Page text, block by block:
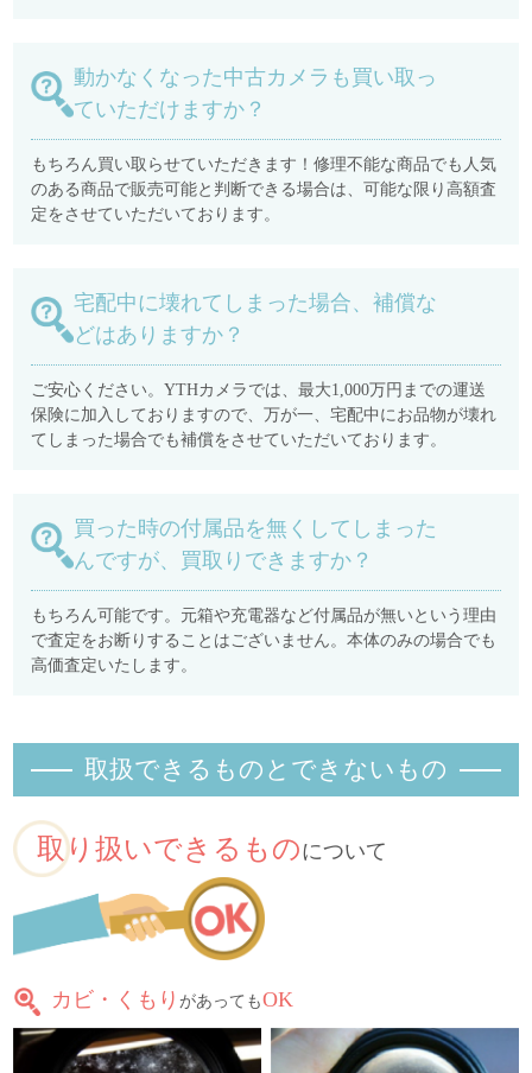
動かなくなった中古カメラも買い取っ
ていただけますか？
もちろん買い取らせていただきます！修理不能な商品でも人気
のある商品で販売可能と判断できる場合は、可能な限り高額査
定をさせていただいております。
宅配中に壊れてしまった場合、補償な
どはありますか？
ご安心ください。YTHカメラでは、最大1,000万円までの運送
保険に加入しておりますので、万が一、宅配中にお品物が壊れ
てしまった場合でも補償をさせていただいております。
買った時の付属品を無くしてしまった
んですが、買取りできますか？
もちろん可能です。元箱や充電器など付属品が無いという理由
で査定をお断りすることはございません。本体のみの場合でも
高価査定いたします。
取扱できるものとできないもの
取り扱いできるものについて
カビ・くもり があってもOK